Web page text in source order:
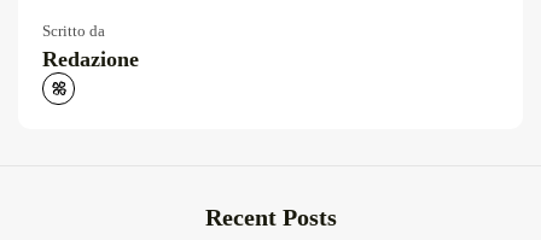
Scritto da
Redazione
Recent Posts